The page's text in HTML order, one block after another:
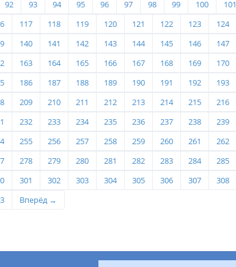
92 93 94 95 96 97 98 99 100 101
117 118 119 120 121 122 123 124
140 141 142 143 144 145 146 147
163 164 165 166 167 168 169 170
186 187 188 189 190 191 192 193
209 210 211 212 213 214 215 216
232 233 234 235 236 237 238 239
255 256 257 258 259 260 261 262
278 279 280 281 282 283 284 285
301 302 303 304 305 306 307 308
Вперёд →